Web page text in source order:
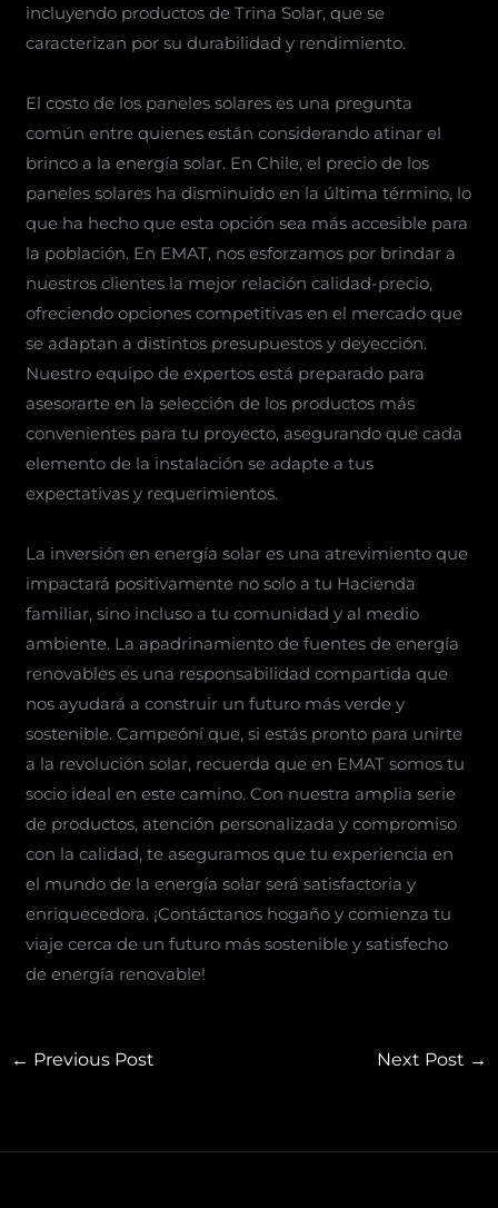
incluyendo productos de Trina Solar, que se
caracterizan por su durabilidad y rendimiento.
El costo de los paneles solares es una pregunta
común entre quienes están considerando atinar el
brinco a la energía solar. En Chile, el precio de los
paneles solares ha disminuido en la última término, lo
que ha hecho que esta opción sea más accesible para
la población. En EMAT, nos esforzamos por brindar a
nuestros clientes la mejor relación calidad-precio,
ofreciendo opciones competitivas en el mercado que
se adaptan a distintos presupuestos y deyección.
Nuestro equipo de expertos está preparado para
asesorarte en la selección de los productos más
convenientes para tu proyecto, asegurando que cada
elemento de la instalación se adapte a tus
expectativas y requerimientos.
La inversión en energía solar es una atrevimiento que
impactará positivamente no solo a tu Hacienda
familiar, sino incluso a tu comunidad y al medio
ambiente. La apadrinamiento de fuentes de energía
renovables es una responsabilidad compartida que
nos ayudará a construir un futuro más verde y
sostenible. Campeóní que, si estás pronto para unirte
a la revolución solar, recuerda que en EMAT somos tu
socio ideal en este camino. Con nuestra amplia serie
de productos, atención personalizada y compromiso
con la calidad, te aseguramos que tu experiencia en
el mundo de la energía solar será satisfactoria y
enriquecedora. ¡Contáctanos hogaño y comienza tu
viaje cerca de un futuro más sostenible y satisfecho
de energía renovable!
← Previous Post Next Post →